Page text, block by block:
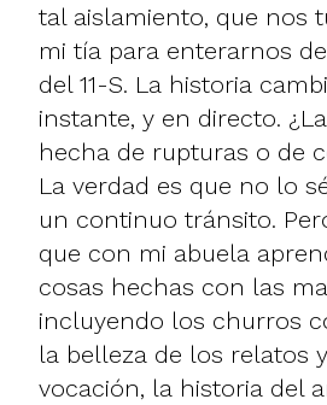
tal aislamiento, que nos
mi tía para enterarnos
del 11-S. La historia
instante, y en directo.
hecha de rupturas o de
La verdad es que no lo
un continuo tránsito.
que con mi abuela
cosas hechas con las
incluyendo los churros
la belleza de los relatos
vocación, la historia del